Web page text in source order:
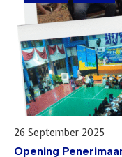
26 September 2025
Opening